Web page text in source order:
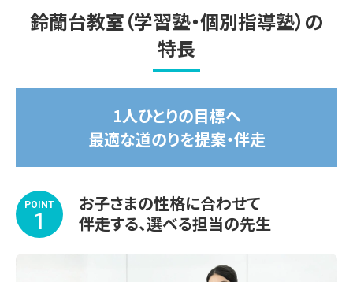
◆◇夏期講習　好評受付中！◇◆
2026年7月14日(火)～8月31日(月)
受講する教科や学習内容、スケジュールもお子さま専用で
苦手な1教科から受講OK！
涼しくて集中できる学習環境を整えてお待ちしております。
※期間途中からのスタートも可能です。
2026.01.15
＼速報／2026年度大学入試 合格実績（総合型選
抜・学校推薦型選抜・内部進学）
鈴蘭台教室（学習塾・個別指導塾）の
特長
1人ひとりの目標へ
最適な道のりを提案・伴走
POINT
1
お子さまの性格に合わせて
伴走する、選べる担当の先生